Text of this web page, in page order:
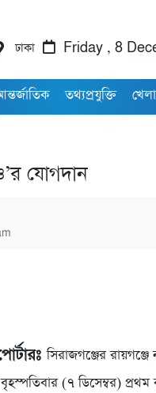
ঢাকা Friday , 8
তথ্যপ্রযুক্তি
যোগদান
সিরাজগঞ্জের
(৭ ডিসেম্বর) প্রথম